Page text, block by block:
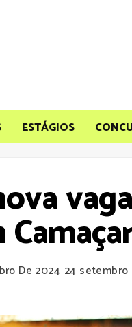
ESTÁGIOS
De 2024 24 setembro